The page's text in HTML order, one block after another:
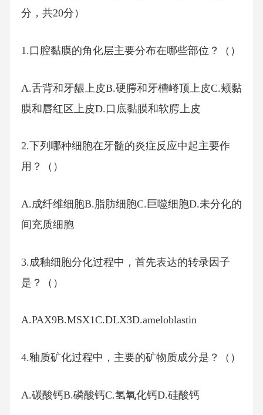
分，共20分）
1.口腔黏膜的角化层主要分布在哪些部位？（）
A.舌背和牙龈上皮B.硬腭和牙槽嵴顶上皮C.颊黏
膜和唇红区上皮D.口底黏膜和软腭上皮
2.下列哪种细胞在牙髓的炎症反应中起主要作
用？（）
A.成纤维细胞B.脂肪细胞C.巨噬细胞D.未分化的
间充质细胞
3.成釉细胞分化过程中，首先表达的转录因子
是？（）
A.PAX9B.MSX1C.DLX3D.ameloblastin
4.釉质矿化过程中，主要的矿物质成分是？（）
A.碳酸钙B.磷酸钙C.氢氧化钙D.硅酸钙